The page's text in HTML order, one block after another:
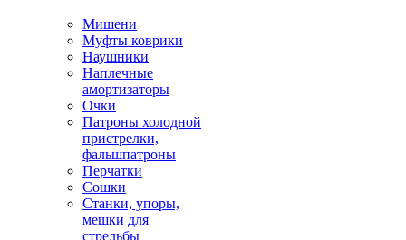
Мишени
Муфты коврики
Наушники
Наплечные
амортизаторы
Очки
Патроны холодной
пристрелки,
фальшпатроны
Перчатки
Сошки
Станки, упоры,
мешки для
стрельбы